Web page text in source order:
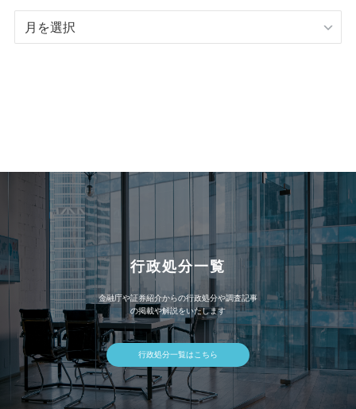
BLOG
行政処分一覧
金融庁や証券紹介からの行政処分や調査記事
の掲載や解説をいたします
行政処分一覧はこちら